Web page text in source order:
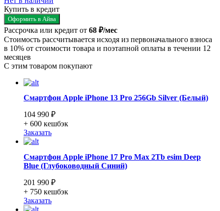
Купить в кредит
Оформить в Айва
Рассрочка или кредит от 68 ₽/мес
Стоимость рассчитывается исходя из первоначального взноса
в 10% от стоимости товара и поэтапной оплаты в течении 12
месяцев
С этим товаром покупают
Смартфон Apple iPhone 13 Pro 256Gb Silver (Белый)
104 990 ₽
+ 600 кешбэк
Заказать
Смартфон Apple iPhone 17 Pro Max 2Tb esim Deep
Blue (Глубоководный Синий)
201 990 ₽
+ 750 кешбэк
Заказать